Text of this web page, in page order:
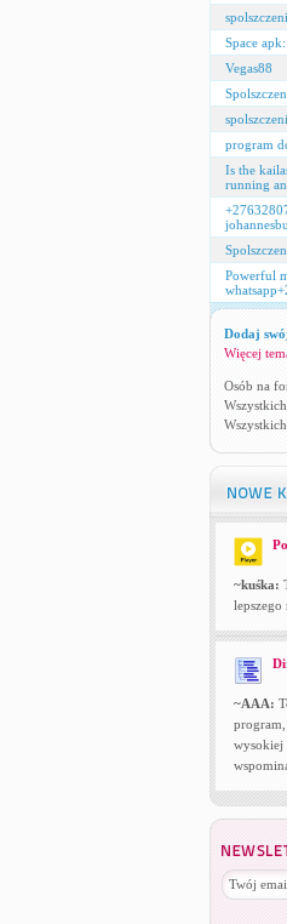
Space
Vegas88
program
Is the
running
Powerful
Dodaj
Więcej
Osób na
~kuśka:
lepszego
~AAA:
program,
wysokiej